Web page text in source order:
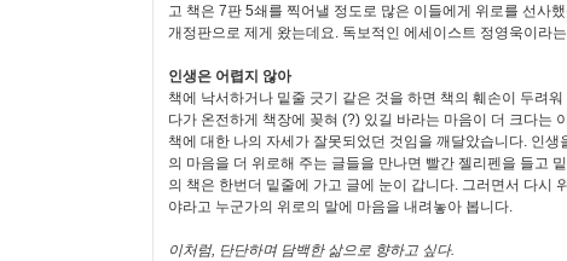
고 책은 7판 5쇄를 찍어낼 정도로 많은 이들에게 위로를 선사
개정판으로 제게 왔는데요. 독보적인 에세이스트 정영욱이라
인생은 어렵지 않아
책에 낙서하거나 밑줄 긋기 같은 것을 하면 책의 훼손이 두려
다가 온전하게 책장에 꽂혀 (?) 있길 바라는 마음이 더 크다는
책에 대한 나의 자세가 잘못되었던 것임을 깨달았습니다. 인생
의 마음을 더 위로해 주는 글들을 만나면 빨간 젤리펜을 들고
의 책은 한번더 밑줄에 가고 글에 눈이 갑니다. 그러면서 다시
야라고 누군가의 위로의 말에 마음을 내려놓아 봅니다.
이처럼, 단단하며 담백한 삶으로 향하고 싶다.